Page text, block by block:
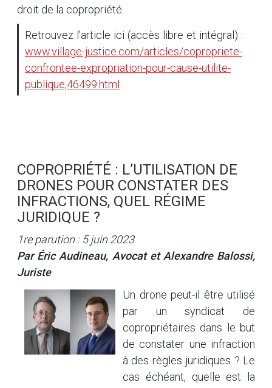
droit de la copropriété.
Retrouvez l’article ici (accès libre et intégral) :
www.village-justice.com/articles/copropriete-
confrontee-expropriation-pour-cause-utilite-
publique,46499.html
COPROPRIÉTÉ : L’UTILISATION DE
DRONES POUR CONSTATER DES
INFRACTIONS, QUEL RÉGIME
JURIDIQUE ?
1re parution : 5 juin 2023
Par Éric Audineau, Avocat et Alexandre Balossi,
Juriste
Un drone peut-il être utilisé
par un syndicat de
copropriétaires dans le but
de constater une infraction
à des règles juridiques ? Le
cas échéant, quelle est la